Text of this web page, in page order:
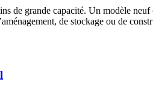
de grande capacité. Un modèle
de stockage ou de